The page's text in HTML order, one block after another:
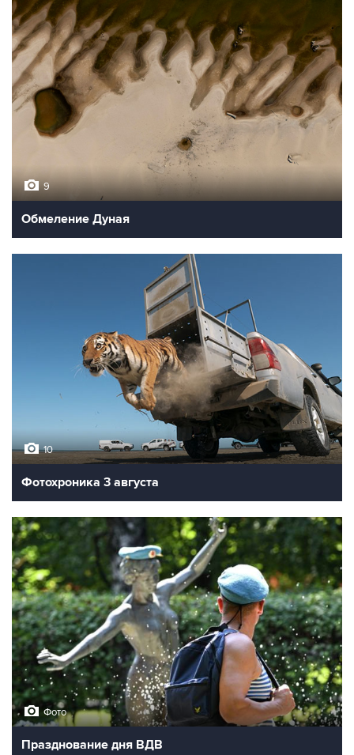
9
Обмеление Дуная
10
Фотохроника 3 августа
Фото
Празднование дня ВДВ